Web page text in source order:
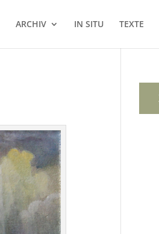
ARCHIV IN SITU TEXTE